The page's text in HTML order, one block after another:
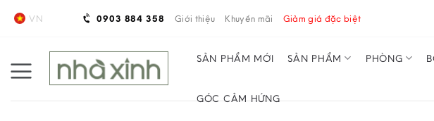
Skip
VN 0903 884 358 Giới thiệu Khuyến mãi Giảm giá đặc biệt
SẢN PHẨM MỚI SẢN PHẨM PHÒNG
GÓC CẢM HỨNG